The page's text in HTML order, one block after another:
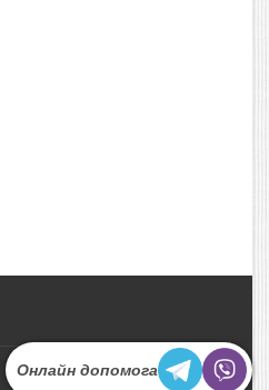
Онлайн допомога